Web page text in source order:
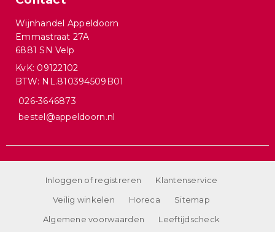
Wijnhandel Appeldoorn
Emmastraat 27A
6881 SN Velp
KvK: 09122102
BTW: NL.810394509B01
026-3646873
bestel@appeldoorn.nl
Inloggen of registreren
Klantenservice
Veilig winkelen
Horeca
Sitemap
Algemene voorwaarden
Leeftijdscheck